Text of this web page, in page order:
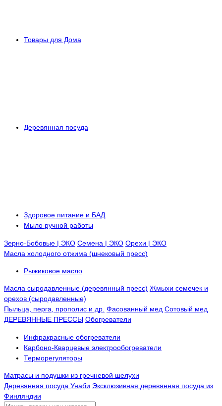
Товары для Дома
Деревянная посуда
Здоровое питание и БАД
Мыло ручной работы
Зерно-Бобовые | ЭКО Семена | ЭКО Орехи | ЭКО
Масла холодного отжима (шнековый пресс)
Рыжиковое масло
Масла сыродавленные (деревянный пресс) Жмыхи семечек и
орехов (сыродавленные)
Пыльца, перга, прополис и др. Фасованный мед Сотовый мед
ДЕРЕВЯННЫЕ ПРЕССЫ Обогреватели
Инфракрасные обогреватели
Карбоно-Кварцевые электрообогреватели
Терморегуляторы
Матрасы и подушки из гречневой шелухи
Деревянная посуда Унаби Эксклюзивная деревянная посуда из
Финляндии